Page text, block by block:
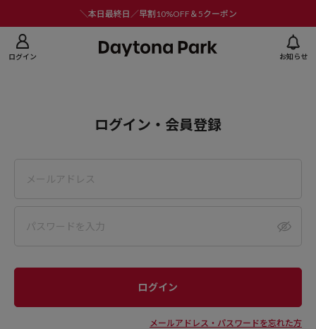
＼本日最終日／早割10%OFF＆5クーポン
ログイン お知らせ
ログイン・会員登録
メールアドレス・パスワードを忘れた方